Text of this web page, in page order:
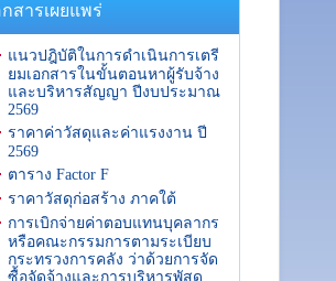
กสารเผยแพร่
แนวปฎิบัติในการดำเนินการเตรี
ยมเอกสารในขั้นตอนหาผู้รับจ้าง
และบริหารสัญญา ปีงบประมาณ
2569
ราคาค่าวัสดุและค่าแรงงาน ปี
2569
ตาราง Factor F
ราคาวัสดุก่อสร้าง ภาคใต้
การเบิกจ่ายค่าตอบแทนบุคลากร
หรือคณะกรรมการตามระเบียบ
กระทรวงการคลัง ว่าด้วยการจัด
ซื้อจัดจ้างและการบริหารพัสดุ